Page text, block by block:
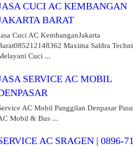
CUCI AC KEMBANGAN
BARAT
Cuci AC KembanganJakarta
Maxima Saldra
Cuci ...
SERVICE AC MOBIL
AC Mobil Panggilan Denpasar
Mobil & Bus ...
AC SRAGEN | 0896-